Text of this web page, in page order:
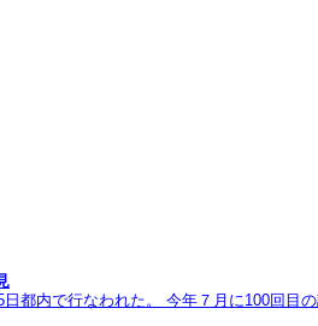
内で行なわれた。 今年７月に100回目